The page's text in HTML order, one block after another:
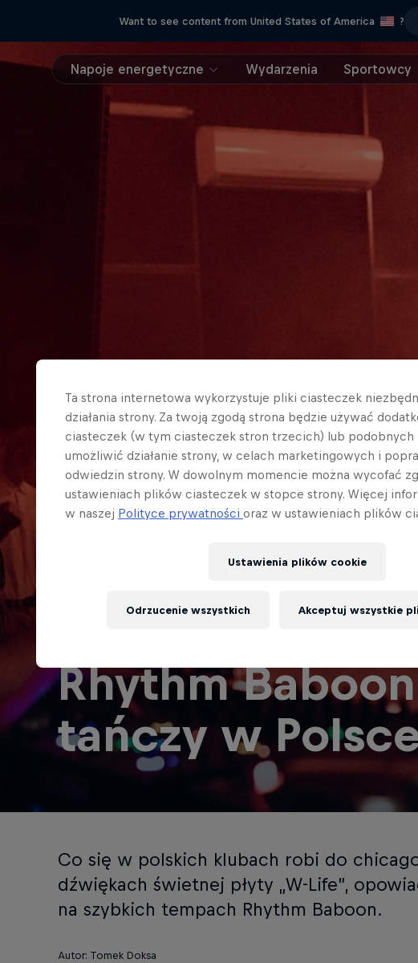
Want to see content from United States of America ?
Napoje energetyczne Wydarzenia Sportowcy
Rhythm
tańczy w
Co się w polskich klubach robi do
dźwiękach świetnej płyty „W-Life”,
na szybkich tempach Rhythm Baboon.
Autor: Tomek Doksa
Ta strona internetowa wykorzystuje pliki ciasteczek
działania strony. Za twoją zgodą strona będzie używać
ciasteczek (w tym ciasteczek stron trzecich) lub podobnych
umożliwić działanie strony, w celach marketingowych i
odwiedzin strony. W dowolnym momencie można wycofać
ustawieniach plików ciasteczek w stopce strony. Więcej
w naszej Polityce prywatności oraz w ustawieniach plików
Ustawienia plików cookie
Odrzucenie wszystkich Akceptuj wszystkie